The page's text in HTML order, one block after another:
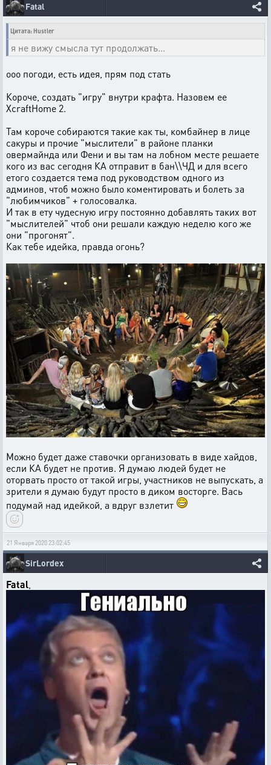
Fatal
Цитата: Hustler
я не вижу смысла тут продолжать...
ооо погоди, есть идея, прям под стать
Короче, создать "игру" внутри крафта. Назовем ее
XcraftHome 2.
Там короче собираются такие как ты, комбайнер в лице
сакуры и прочие "мыслители" в районе планки
овермайнда или Фени и вы там на лобном месте решаете
кого из вас сегодня КА отправит в бан\\ЧД и для всего
етого создается тема под руководством одного из
админов, чтоб можно было коментировать и болеть за
"любимчиков" + голосовалка.
И так в ету чудесную игру постоянно добавлять таких вот
"мыслителей" чтоб они решали каждую неделю кого же
они "прогонят".
Как тебе идейка, правда огонь?
Можно будет даже ставочки организовать в виде хайдов,
если КА будет не против. Я думаю людей будет не
оторвать просто от такой игры, участников не выпускать, а
зрители я думаю будут просто в диком восторге. Вась
подумай над идейкой, а вдруг взлетит
21 Января 2020 23:02:45
SirLordex
Fatal